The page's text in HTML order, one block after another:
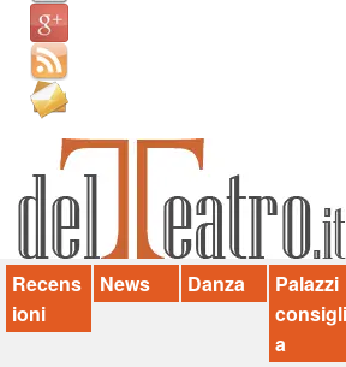
Palazzi consiglia
Video
Chi siamo
Contatti
dT in English
Recens
ioni
News Danza
Palazzi
consigli
a